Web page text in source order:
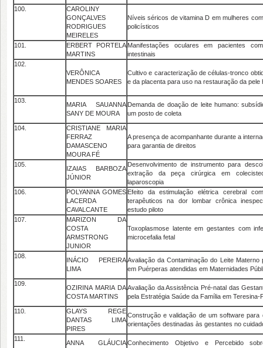
100.
CAROLINY
GONÇALVES
RODRIGUES
MEIRELES
Níveis séricos de vitamina D em mulheres
policísticos
101.
ERBERT PORTELA
MARTINS
Manifestações oculares em pacientes
intestinais
102.
VERÔNICA
MENDES SOARES
Cultivo e caracterização de células-tronco
e da placenta para uso na restauração da pele
103.
MARIA SAUANNA
SANY DE MOURA
Demanda de doação de leite humano:
um posto de coleta
104.
CRISTIANE MARIA
FERRAZ
DAMASCENO
MOURA FÉ
A presença de acompanhante durante a
para garantia de direitos
105.
IZAIAS BARBOZA
JÚNIOR
Desenvolvimento de instrumento para
extração da peça cirúrgica em
laparoscopia
106.
POLYANNA GOMES
LACERDA
CAVALCANTE
Efeito da estimulação elétrica cerebral
terapêuticos na dor lombar crônica
estudo piloto
107.
MARIZON DA
COSTA
ARMSTRONG
JUNIOR
Toxoplasmose latente em gestantes com
microcefalia fetal
108.
INÁCIO PEREIRA
LIMA
Avaliação da Contaminação do Leite Materno
em Puérperas atendidas em Maternidades
109.
OZIRINA MARIA DA
COSTA MARTINS
Avaliação da Assistência Pré-natal das
pela Estratégia Saúde da Família em Teresina-
110.
GLAYS REGE
DANTAS LIMA
PIRES
Construção e validação de um software para
orientações destinadas às gestantes no
111.
ANNA GLÁUCIAConhecimento Objetivo e Percebido